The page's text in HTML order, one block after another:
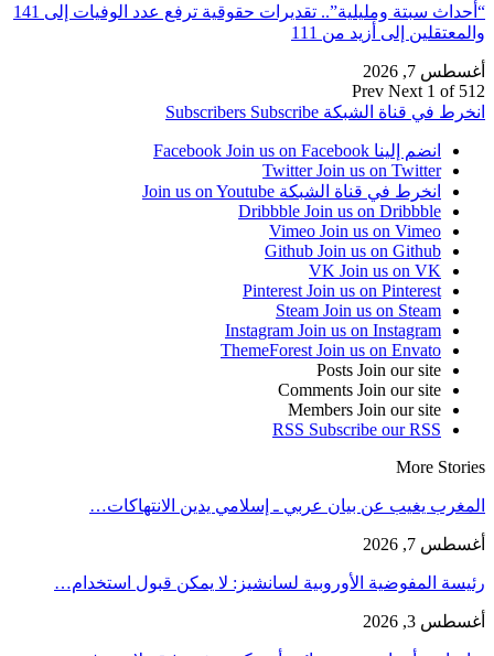
“أحداث سبتة ومليلية”.. تقديرات حقوقية ترفع عدد الوفيات إلى 141
والمعتقلين إلى أزيد من 111
أغسطس 7, 2026
Prev Next 1 of 512
انخرط في قناة الشبكة
Subscribers Subscribe
انضم إلينا Facebook Join us on Facebook
Twitter Join us on Twitter
انخرط في قناة الشبكة Join us on Youtube
Dribbble Join us on Dribbble
Vimeo Join us on Vimeo
Github Join us on Github
VK Join us on VK
Pinterest Join us on Pinterest
Steam Join us on Steam
Instagram Join us on Instagram
ThemeForest Join us on Envato
Posts Join our site
Comments Join our site
Members Join our site
RSS Subscribe our RSS
More Stories
المغرب يغيب عن بيان عربي ـ إسلامي يدين الانتهاكات…
أغسطس 7, 2026
رئيسة المفوضية الأوروبية لسانشيز: لا يمكن قبول استخدام…
أغسطس 3, 2026